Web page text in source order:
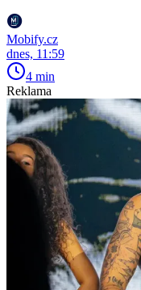
Mobify.cz
dnes, 11:59
4 min
Reklama